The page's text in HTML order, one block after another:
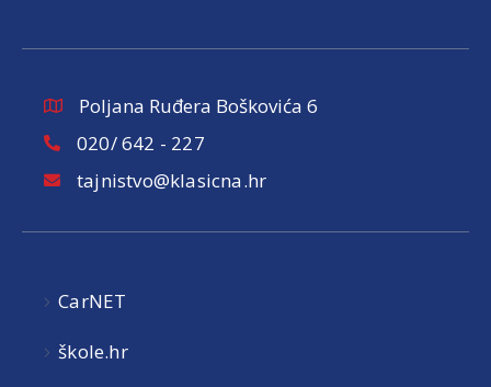
Poljana Ruđera Boškovića 6
020/ 642 - 227
tajnistvo@klasicna.hr
CarNET
škole.hr